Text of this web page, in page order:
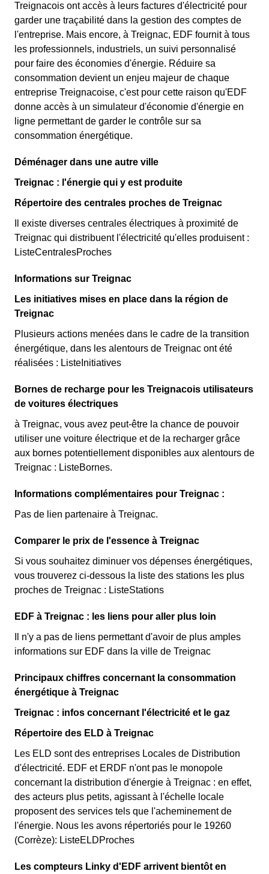
Treignacois ont accès à leurs factures d'électricité pour
garder une traçabilité dans la gestion des comptes de
l'entreprise. Mais encore, à Treignac, EDF fournit à tous
les professionnels, industriels, un suivi personnalisé
pour faire des économies d'énergie. Réduire sa
consommation devient un enjeu majeur de chaque
entreprise Treignacoise, c'est pour cette raison qu'EDF
donne accès à un simulateur d'économie d'énergie en
ligne permettant de garder le contrôle sur sa
consommation énergétique.
Déménager dans une autre ville
Treignac : l'énergie qui y est produite
Répertoire des centrales proches de Treignac
Il existe diverses centrales électriques à proximité de
Treignac qui distribuent l'électricité qu'elles produisent :
ListeCentralesProches
Informations sur Treignac
Les initiatives mises en place dans la région de
Treignac
Plusieurs actions menées dans le cadre de la transition
énergétique, dans les alentours de Treignac ont été
réalisées : ListeInitiatives
Bornes de recharge pour les Treignacois utilisateurs
de voitures électriques
à Treignac, vous avez peut-être la chance de pouvoir
utiliser une voiture électrique et de la recharger grâce
aux bornes potentiellement disponibles aux alentours de
Treignac : ListeBornes.
Informations complémentaires pour Treignac :
Pas de lien partenaire à Treignac.
Comparer le prix de l'essence à Treignac
Si vous souhaitez diminuer vos dépenses énergétiques,
vous trouverez ci-dessous la liste des stations les plus
proches de Treignac : ListeStations
EDF à Treignac : les liens pour aller plus loin
Il n'y a pas de liens permettant d'avoir de plus amples
informations sur EDF dans la ville de Treignac
Principaux chiffres concernant la consommation
énergétique à Treignac
Treignac : infos concernant l'électricité et le gaz
Répertoire des ELD à Treignac
Les ELD sont des entreprises Locales de Distribution
d'électricité. EDF et ERDF n'ont pas le monopole
concernant la distribution d'énergie à Treignac : en effet,
des acteurs plus petits, agissant à l'échelle locale
proposent des services tels que l'acheminement de
l'énergie. Nous les avons répertoriés pour le 19260
(Corrèze): ListeELDProches
Les compteurs Linky d'EDF arrivent bientôt en